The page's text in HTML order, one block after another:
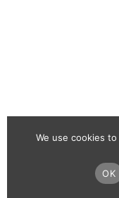
We use cookies
OK